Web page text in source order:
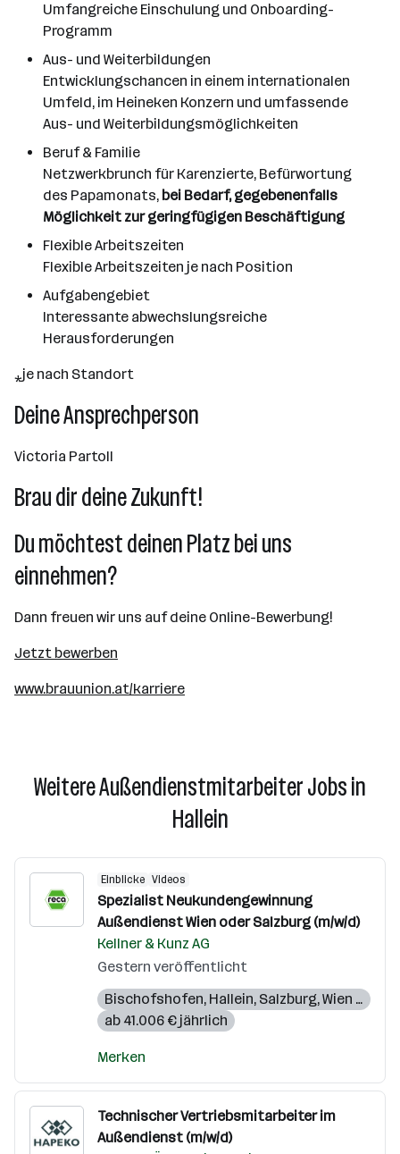
Umfangreiche Einschulung und Onboarding-
Programm
Aus- und Weiterbildungen
Entwicklungschancen in einem internationalen
Umfeld, im Heineken Konzern und umfassende
Aus- und Weiterbildungsmöglichkeiten
Beruf & Familie
Netzwerkbrunch für Karenzierte, Befürwortung
des Papamonats, bei Bedarf, gegebenenfalls
Möglichkeit zur geringfügigen Beschäftigung
Flexible Arbeitszeiten
Flexible Arbeitszeiten je nach Position
Aufgabengebiet
Interessante abwechslungsreiche
Herausforderungen
⁎je nach Standort
Deine Ansprechperson
Victoria Partoll
Brau dir deine Zukunft!
Du möchtest deinen Platz bei uns
einnehmen?
Dann freuen wir uns auf deine Online-Bewerbung!
Jetzt bewerben
www.brauunion.at/karriere
Weitere Außendienstmitarbeiter Jobs in
Hallein
Einblicke Videos
Spezialist Neukundengewinnung
Außendienst Wien oder Salzburg (m/w/d)
Kellner & Kunz AG
Gestern veröffentlicht
Bischofshofen, Hallein, Salzburg,Wien 1140
ab 41.006 € jährlich
Merken
Technischer Vertriebsmitarbeiter im
Außendienst (m/w/d)